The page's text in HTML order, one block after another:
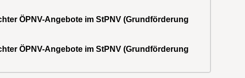
ÖPNV-Angebote im StPNV (Grundförderung
ÖPNV-Angebote im StPNV (Grundförderung